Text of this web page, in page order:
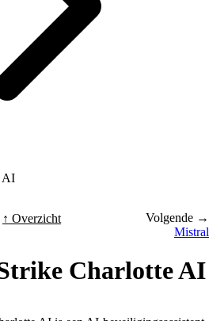
AI
↑ Overzicht
Volgende →
Mistral
Charlotte AI